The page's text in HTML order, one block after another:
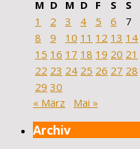
M D M D F S
S
1
2 3 4 5 6
7
8
9 10 11 12 13 14
15 16 17 18 19 20 21
22 23 24 25 26 27 28
29 30
« März
Mai »
Archiv